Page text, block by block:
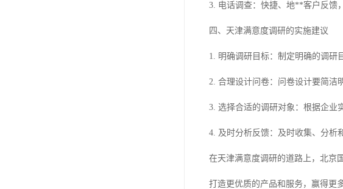
3. 电话调查：快捷、地**客户反馈
四、天津满意度调研的实施建议
1. 明确调研目标：制定明确的调研
2. 合理设计问卷：问卷设计要简洁
3. 选择合适的调研对象：根据企业
4. 及时分析反馈：及时收集、分析
在天津满意度调研的道路上，北京
打造更优质的产品和服务，赢得更